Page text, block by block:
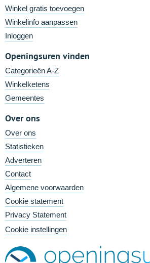
Winkel gratis toevoegen
Winkelinfo aanpassen
Inloggen
Openingsuren vinden
Categorieën A-Z
Winkelketens
Gemeentes
Over ons
Over ons
Statistieken
Adverteren
Contact
Algemene voorwaarden
Cookie statement
Privacy Statement
Cookie instellingen